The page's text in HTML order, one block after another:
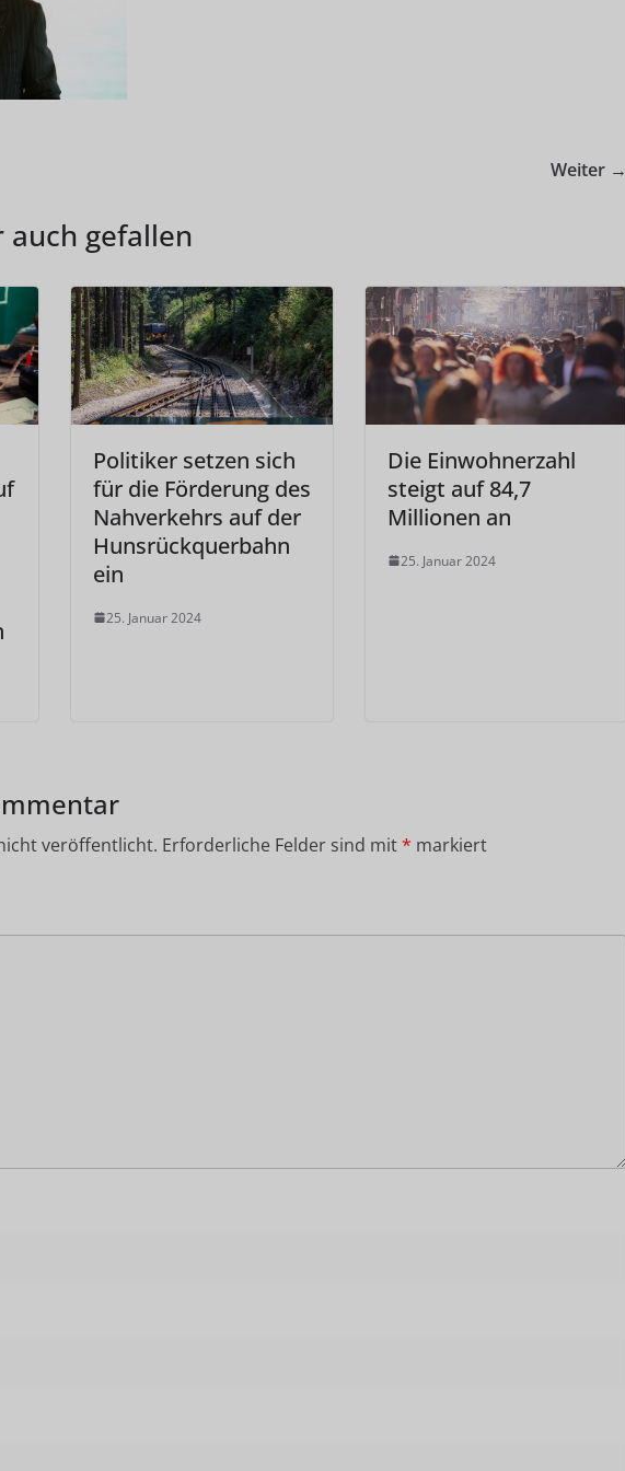
Weiter →
gefallen
Politiker setzen sich
für die Förderung des
Nahverkehrs auf der
Hunsrückquerbahn
ein
25. Januar 2024
Die Einwohnerzahl
steigt auf 84,7
Millionen an
25. Januar 2024
veröffentlicht. Erforderliche Felder sind mit* markiert